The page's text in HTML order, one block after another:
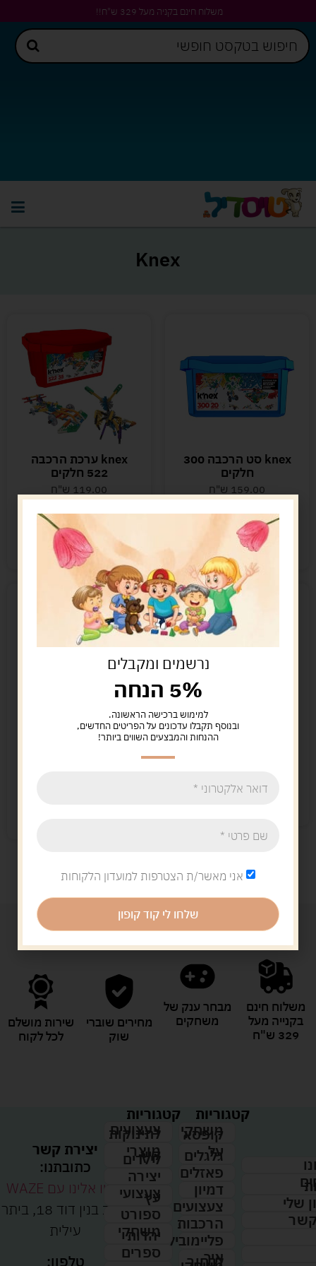
משלוח חינם בקניה מעל 329 ש"ח!!
Knex
knex סט הרכבה 300
חלקים
159.00 ש"ח
הוספה לסל
קיים במלאי
knex ערכת הרכבה
522 חלקים
119.00 ש"ח
הוספה לסל
נשארו במלאי רק 1
קנקס 700
knex ערכת הרכבה
417 חלקים בקופסה
משלוח חינם
בקנייה מעל
329 ש"ח
מבחר ענק של
משחקים
מחירים שוברי
שוק
שירות מושלם
לכל לקוח
שלי
קשר
קטגוריות
משחקי
קופסא
על
גלגלים
פאזלים
דמיון
צעצועים
הרכבות
פליימוביל
איך
לבחור
קטגוריות
צעצועים
לתינוקות
מוצרי
קיץ
לילדים
יצירה
צעצועי
עץ
ספורט
משחקי
יהדות
ספרים
יצירת קשר
כתובתנו:
נווטו אלינו עם WAZE
רחוב בנין דוד 18, ביתר
עילית
טלפון:
נרשמים ומקבלים
5% הנחה
למימוש ברכישה הראשונה.
ובנוסף תקבלו עדכונים על הפריטים החדשים,
ההנחות והמבצעים השווים ביותר!
אני מאשר/ת הצטרפות למועדון הלקוחות
שלחו לי קוד קופון